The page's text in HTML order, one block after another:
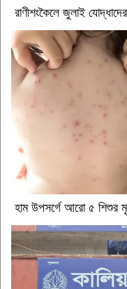
রাণীশংকৈলে জুলাই
হাম উপসর্গে আরো ৫ শিশুর